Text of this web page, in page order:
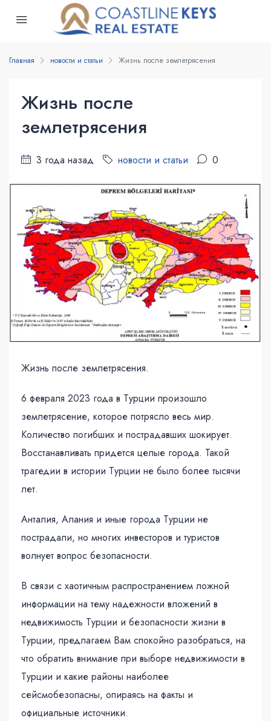
Главная новости и статьи Жизнь после землетрясения
Жизнь после
землетрясения
3 года назад новости и статьи 0
Жизнь после землетрясения.
6 февраля 2023 года в Турции произошло
землетрясение, которое потрясло весь мир.
Количество погибших и пострадавших шокирует.
Восстанавливать придется целые города. Такой
трагедии в истории Турции не было более тысячи
лет.
Анталия, Алания и иные города Турции не
пострадали, но многих инвесторов и туристов
волнует вопрос безопасности.
В связи с хаотичным распространением ложной
информации на тему надежности вложений в
недвижимость Турции и безопасности жизни в
Турции, предлагаем Вам спокойно разобраться, на
что обратить внимание при выборе недвижимости в
Турции и какие районы наиболее
сейсмобезопасны, опираясь на факты и
официальные источники.